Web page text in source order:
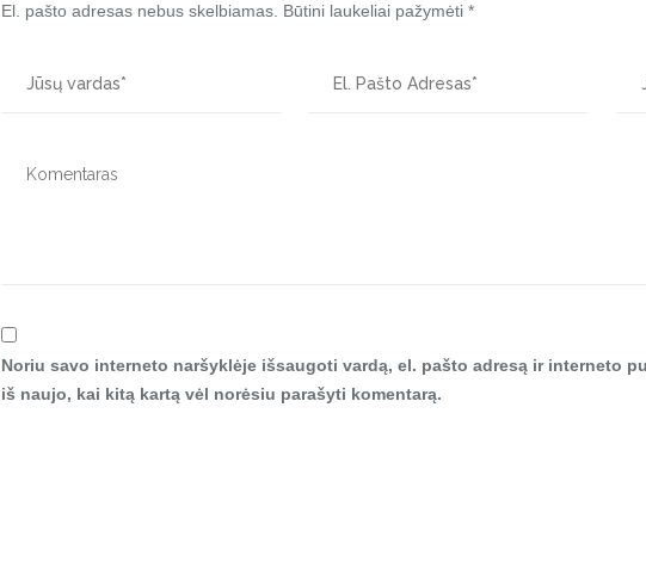
El. pašto adresas nebus skelbiamas. Būtini laukeliai pažymėti *
Noriu savo interneto naršyklėje išsaugoti vardą, el. pašto adresą ir interneto
iš naujo, kai kitą kartą vėl norėsiu parašyti komentarą.